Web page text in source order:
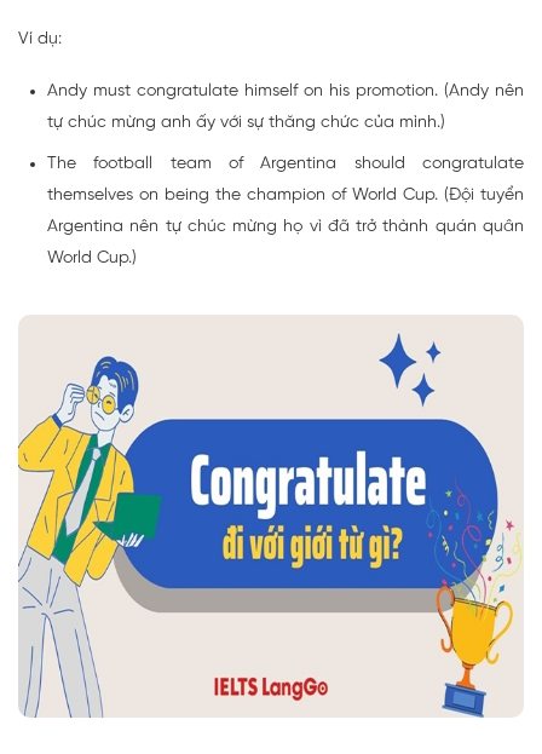
Ví dụ:
Andy must congratulate himself on his promotion. (Andy nên
tự chúc mừng anh ấy với sự thăng chức của mình.)
The football team of Argentina should congratulate
themselves on being the champion of World Cup. (Đội tuyển
Argentina nên tự chúc mừng họ vì đã trở thành quán quân
World Cup.)